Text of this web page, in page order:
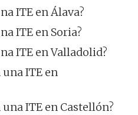
ITE en Álava?
ITE en Soria?
ITE en Valladolid?
una ITE en
una ITE en Castellón?